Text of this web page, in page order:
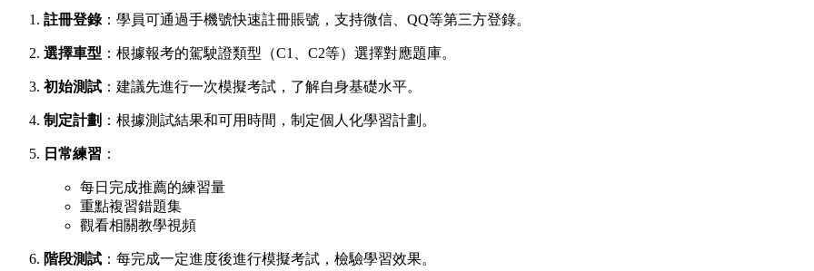
註冊登錄：學員可通過手機號快速註冊賬號，支持微信、QQ等第三方登錄。
選擇車型 ：根據報考的駕駛證類型（C1、C2等）選擇對應題庫。
初始測試 ：建議先進行一次模擬考試，了解自身基礎水平。
制定計劃 ：根據測試結果和可用時間，制定個人化學習計劃。
日常練習 ：
每日完成推薦的練習量
重點複習錯題集
觀看相關教學視頻
階段測試 ：每完成一定進度後進行模擬考試，檢驗學習效果。